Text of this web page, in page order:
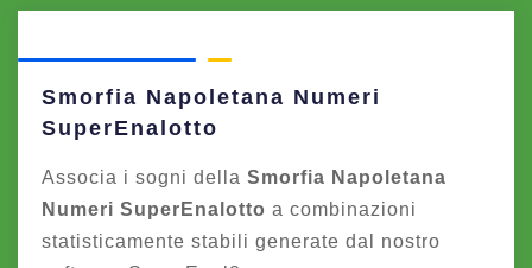
Smorfia Napoletana Numeri
SuperEnalotto
Associa i sogni della Smorfia Napoletana
Numeri SuperEnalotto a combinazioni
statisticamente stabili generate dal nostro